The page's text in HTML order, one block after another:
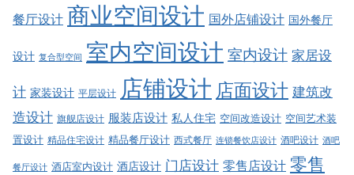
餐厅设计 商业空间设计 国外店铺设计 国外餐厅
设计 复合型空间 室内空间设计 室内设计 家居设
计 家装设计 平层设计 店铺设计 店面设计 建筑改
造设计 旗舰店设计 服装店设计 私人住宅 空间改造设计 空间艺术装
置设计 精品住宅设计 精品餐厅设计 西式餐厅 连锁餐饮店设计 酒吧设计 酒吧
餐厅设计 酒店室内设计 酒店设计 门店设计 零售店设计 零售